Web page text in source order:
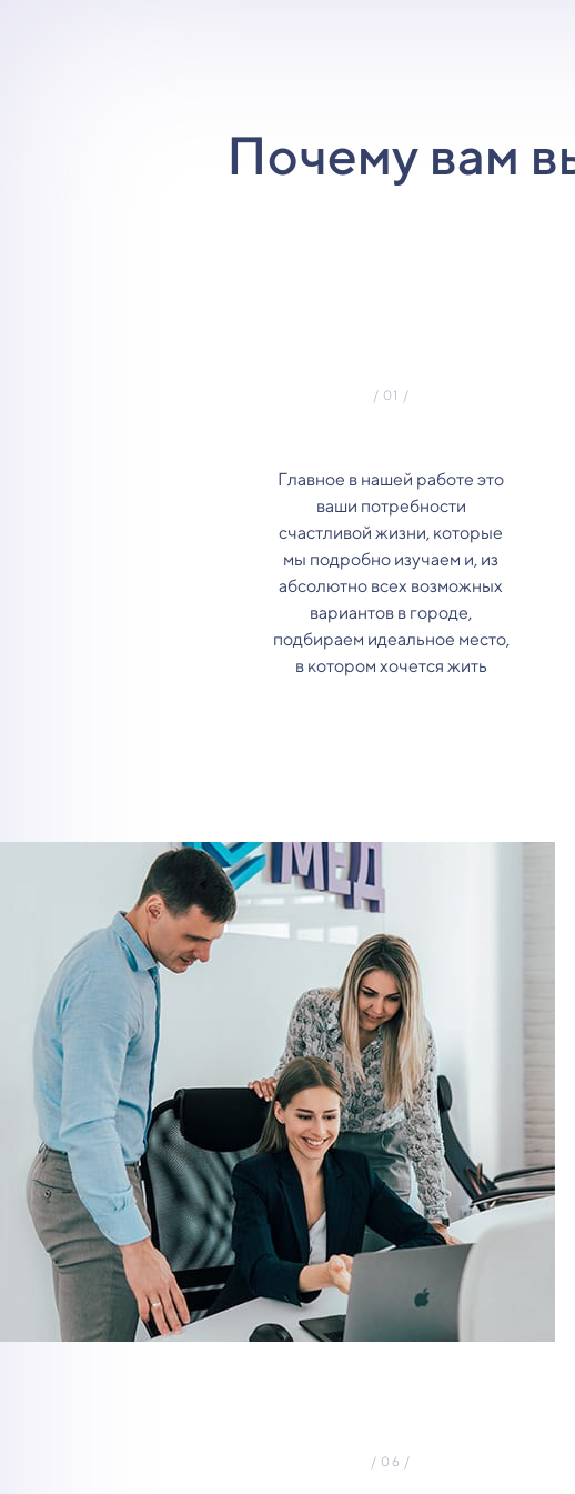
Почему вам
Главное в нашей работе это
ваши потребности
счастливой жизни, которые
мы подробно изучаем и, из
абсолютно всех возможных
вариантов в городе,
подбираем идеальное место,
в котором хочется жить